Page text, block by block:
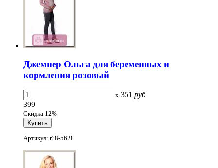
Джемпер Ольга для беременных и
кормления розовый
x 351 руб
399
Скидка 12%
Артикул: r38-5628